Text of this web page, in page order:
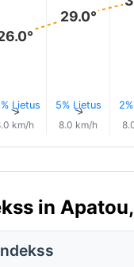
Lietus
↑
km/h
29.0°
5% Lietus
↑
8.0 km/h
in